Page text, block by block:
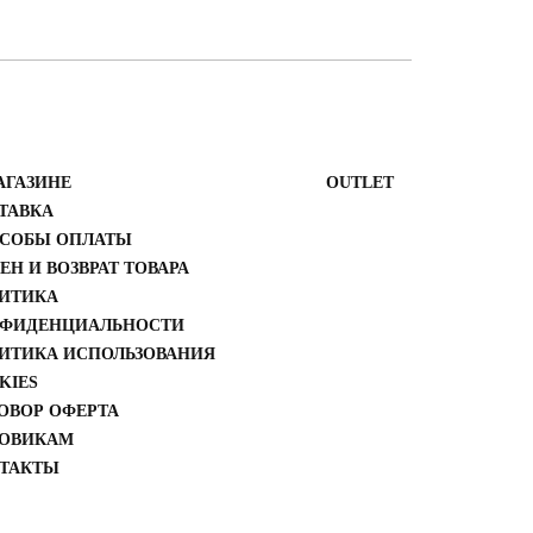
ОПЛАТЫ
И ВОЗВРАТ ТОВАРА
ИСПОЛЬЗОВАНИЯ
ОФЕРТА
ОUTLET